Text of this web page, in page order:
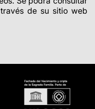
de su sitio web